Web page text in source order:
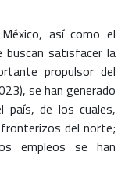
así como el
buscan satisfacer la
propulsor del
se han generado
país, de los cuales,
del norte;
empleos se han